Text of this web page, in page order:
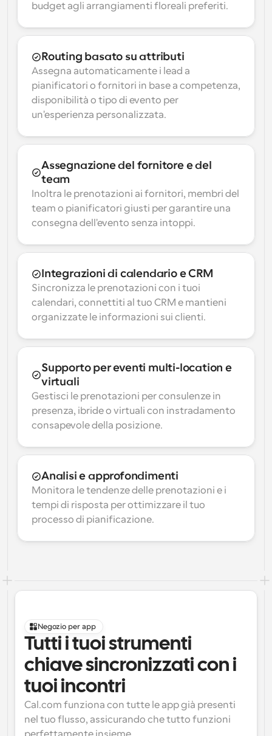
budget agli arrangiamenti floreali preferiti.
Routing basato su attributi
Assegna automaticamente i lead a
pianificatori o fornitori in base a competenza,
disponibilità o tipo di evento per
un'esperienza personalizzata.
Assegnazione del fornitore e del
team
Inoltra le prenotazioni ai fornitori, membri del
team o pianificatori giusti per garantire una
consegna dell'evento senza intoppi.
Integrazioni di calendario e CRM
Sincronizza le prenotazioni con i tuoi
calendari, connettiti al tuo CRM e mantieni
organizzate le informazioni sui clienti.
Supporto per eventi multi-location e
virtuali
Gestisci le prenotazioni per consulenze in
presenza, ibride o virtuali con instradamento
consapevole della posizione.
Analisi e approfondimenti
Monitora le tendenze delle prenotazioni e i
tempi di risposta per ottimizzare il tuo
processo di pianificazione.
Negozio per app
Tutti i tuoi strumenti
chiave sincronizzati con i
tuoi incontri
Cal.com funziona con tutte le app già presenti
nel tuo flusso, assicurando che tutto funzioni